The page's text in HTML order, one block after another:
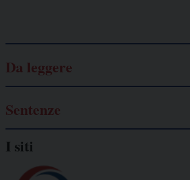
Da leggere
Sentenze
I siti